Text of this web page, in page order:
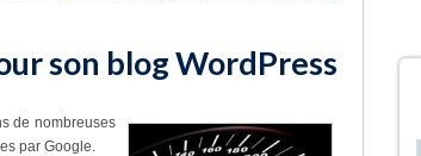
son blog WordPress
de nombreuses
par Google.